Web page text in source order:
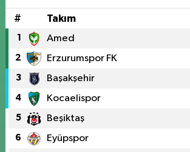
# Takım
1 Amed
2 Erzurumspor FK
3 Başakşehir
4 Kocaelispor
5 Beşiktaş
6 Eyüpspor